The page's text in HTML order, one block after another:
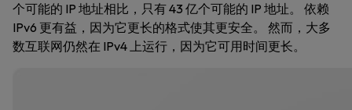
个可能的 IP 地址相比，只有 43 亿个可能的 IP 地址。 依赖
IPv6 更有益，因为它更长的格式使其更安全。 然而，大多
数互联网仍然在 IPv4 上运行，因为它可用时间更长。